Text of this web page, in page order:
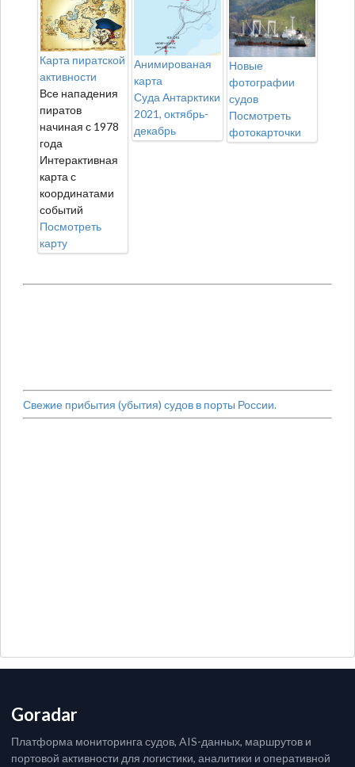
Карта пиратской
активности
Все нападения
пиратов
начиная с 1978
года
Интерактивная
карта с
координатами
событий
Посмотреть
карту
Анимированая
карта
Суда Антарктики
2021, октябрь-
декабрь
Новые
фотографии
судов
Посмотреть
фотокарточки
Свежие прибытия (убытия) судов в порты России.
Goradar
Платформа мониторинга судов, AIS-данных, маршрутов и
портовой активности для логистики, аналитики и оперативной